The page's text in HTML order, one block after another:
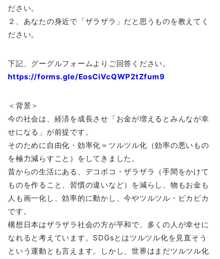
ださい。
２、あなたの身近で「ザラザラ」だと思うものを教えてく
ださい。
下記、グーグルフォームよりご回答ください。
https://forms.gle/EosCiVcQWP2tZfum9
＜背景＞
今の社会は、経済を成長させ「お金が増えるとみんなが幸
せになる」が前提です。
そのために自由化・効率化＝ツルツル化（効率の悪いもの
を極力減らすこと）をしてきました。
昔からの生活にある、デコボコ・ザラザラ（手間をかけて
ものを作ること、習慣の違いなど）を減らし、物もお金も
人も画一化し、効率的に動かし、今やツルツル・ピカピカ
です。
構想日本はザラザラ社会の方が平和で、多くの人が幸せに
なれると考えています。SDGsとはツルツル化を見直そう
という運動とも言えます。しかし、世界はまだツルツル化